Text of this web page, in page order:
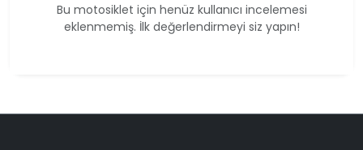
Bu motosiklet için henüz kullanıcı incelemesi
eklenmemiş. İlk değerlendirmeyi siz yapın!